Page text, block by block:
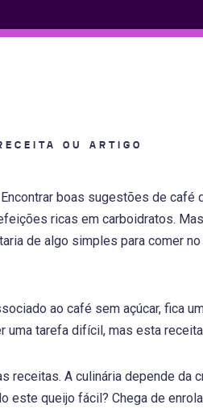
OU ARTIGO
boas sugestões de café
ricas em carboidratos.
de algo simples para comer
ao café sem açúcar, fica
uma tarefa difícil, mas esta
A culinária depende da
este queijo fácil? Chega de